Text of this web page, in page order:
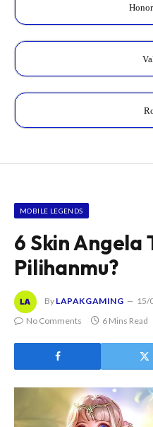
MOBILE LEGENDS
6 Skin Angela
Pilihanmu?
By LAPAKGAMING 15/
No Comments
6 Mins Read